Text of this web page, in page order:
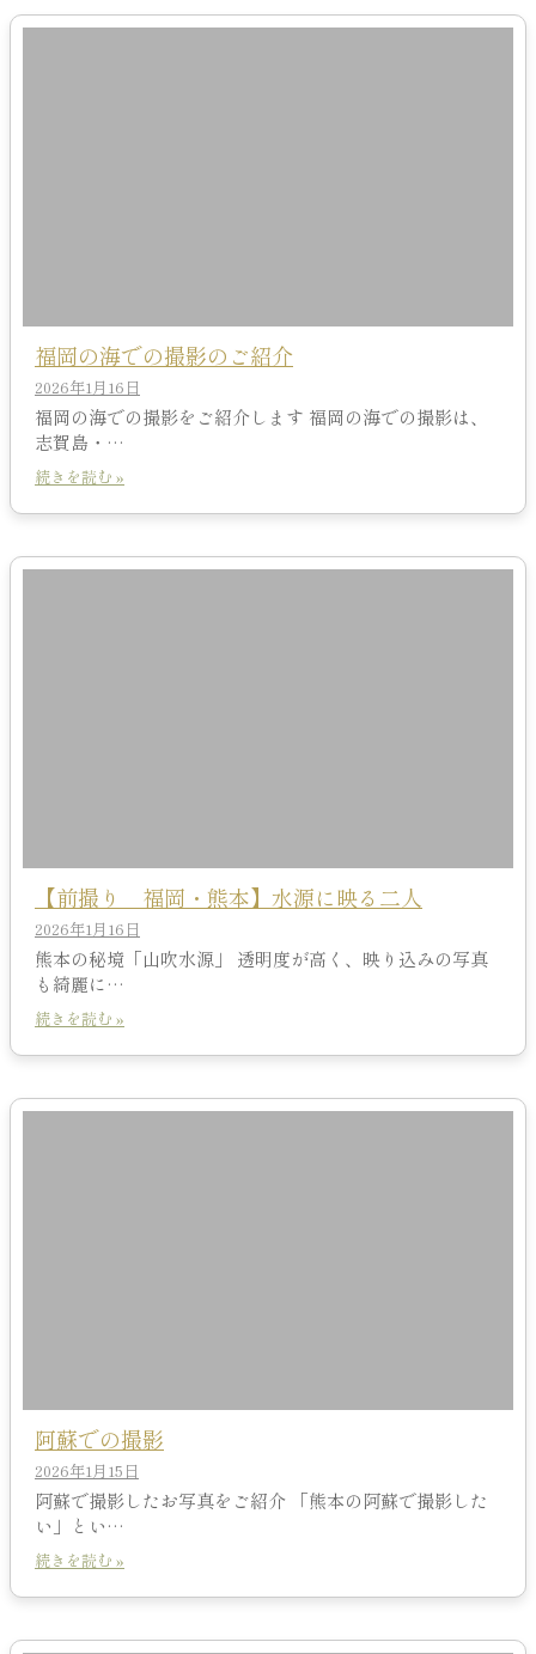
福岡の海での撮影のご紹介
2026年1月16日
福岡の海での撮影をご紹介します 福岡の海での撮影は、
志賀島・…
続きを読む »
【前撮り 福岡・熊本】水源に映る二人
2026年1月16日
熊本の秘境「山吹水源」 透明度が高く、映り込みの写真
も綺麗に…
続きを読む »
阿蘇での撮影
2026年1月15日
阿蘇で撮影したお写真をご紹介 「熊本の阿蘇で撮影した
い」とい…
続きを読む »